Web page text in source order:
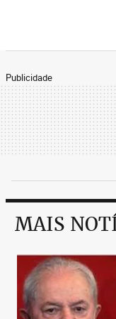
Publicidade
MAIS